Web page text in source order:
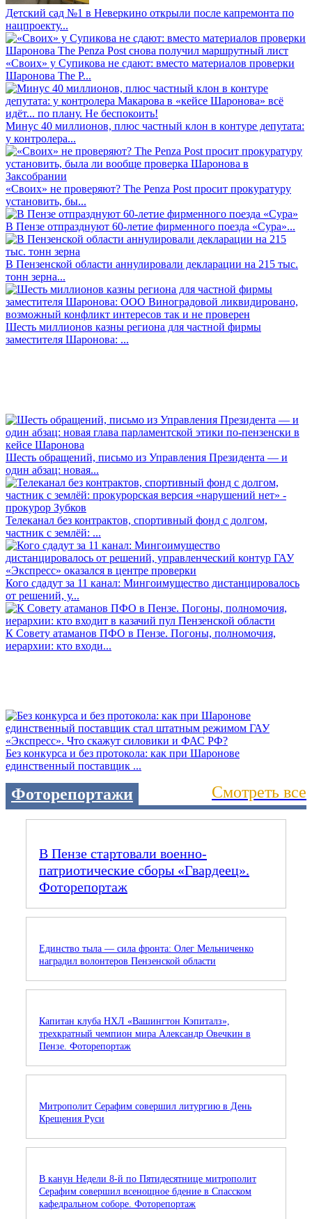
Детский сад №1 в Неверкино открыли после капремонта по
нацпроекту...
«Своих» у Супикова не сдают: вместо материалов проверки
Шаронова The P...
Минус 40 миллионов, плюс частный клон в контуре депутата:
у контролера...
«Своих» не проверяют? The Penza Post просит прокуратуру
установить, бы...
В Пензе отпразднуют 60-летие фирменного поезда «Сура»...
В Пензенской области аннулировали декларации на 215 тыс.
тонн зерна...
Шесть миллионов казны региона для частной фирмы
заместителя Шаронова: ...
Шесть обращений, письмо из Управления Президента — и
один абзац: новая...
Телеканал без контрактов, спортивный фонд с долгом,
частник с землёй: ...
Кого сдадут за 11 канал: Мингоимущество дистанцировалось
от решений, у...
К Совету атаманов ПФО в Пензе. Погоны, полномочия,
иерархии: кто входи...
Без конкурса и без протокола: как при Шаронове
единственный поставщик ...
Фоторепортажи Смотреть все
В Пензе стартовали военно-
патриотические сборы «Гвардеец».
Фоторепортаж
Единство тыла — сила фронта: Олег Мельниченко
наградил волонтеров Пензенской области
Капитан клуба НХЛ «Вашингтон Кэпиталз»,
трехкратный чемпион мира Александр Овечкин в
Пензе. Фоторепортаж
Митрополит Серафим совершил литургию в День
Крещения Руси
В канун Недели 8-й по Пятидесятнице митрополит
Серафим совершил всенощное бдение в Спасском
кафедральном соборе. Фоторепортаж